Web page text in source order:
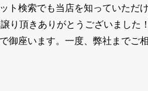
ト検索でも当店を知っていただ
り頂きありがとうございまし
御座います。一度、弊社までご